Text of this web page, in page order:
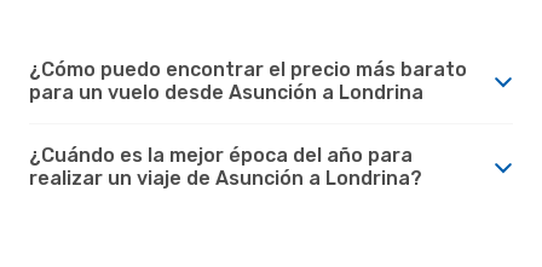
¿Cómo puedo encontrar el precio más barato
para un vuelo desde Asunción a Londrina
¿Cuándo es la mejor época del año para
realizar un viaje de Asunción a Londrina?